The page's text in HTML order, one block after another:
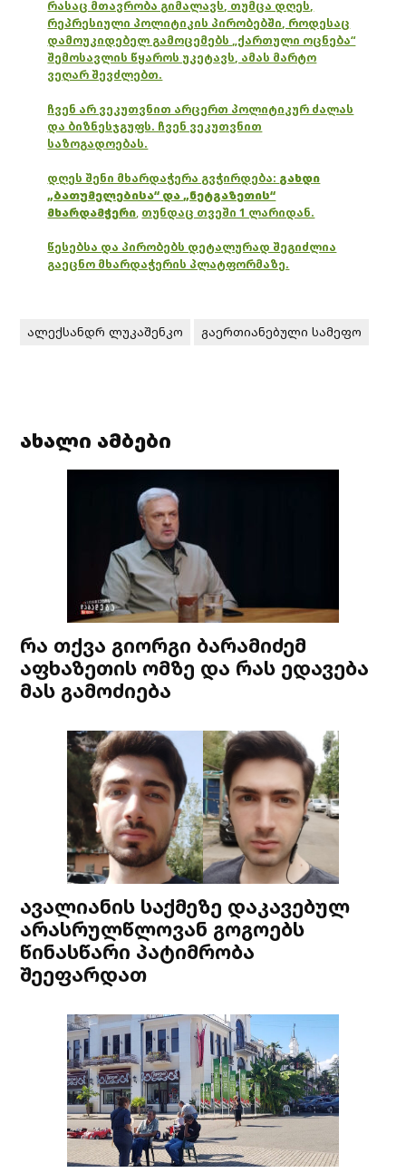
რასაც მთავრობა გიმალავს, თუმცა დღეს,
რეპრესიული პოლიტიკის პირობებში, როდესაც
დამოუკიდებელ გამოცემებს „ქართული ოცნება“
შემოსავლის წყაროს უკეტავს, ამას მარტო
ვეღარ შევძლებთ.
ჩვენ არ ვეკუთვნით არცერთ პოლიტიკურ ძალას
და ბიზნესჯგუფს. ჩვენ ვეკუთვნით
საზოგადოებას.
დღეს შენი მხარდაჭერა გვჭირდება: გახდი
„ბათუმელებისა“ და „ნეტგაზეთის“
მხარდამჭერი, თუნდაც თვეში 1 ლარიდან.
წესებსა და პირობებს დეტალურად შეგიძლია
გაეცნო მხარდაჭერის პლატფორმაზე.
ალექსანდრ ლუკაშენკო გაერთიანებული სამეფო
ახალი ამბები
რა თქვა გიორგი ბარამიძემ
აფხაზეთის ომზე და რას ედავება
მას გამოძიება
ავალიანის საქმეზე დაკავებულ
არასრულწლოვან გოგოებს
წინასწარი პატიმრობა
შეეფარდათ